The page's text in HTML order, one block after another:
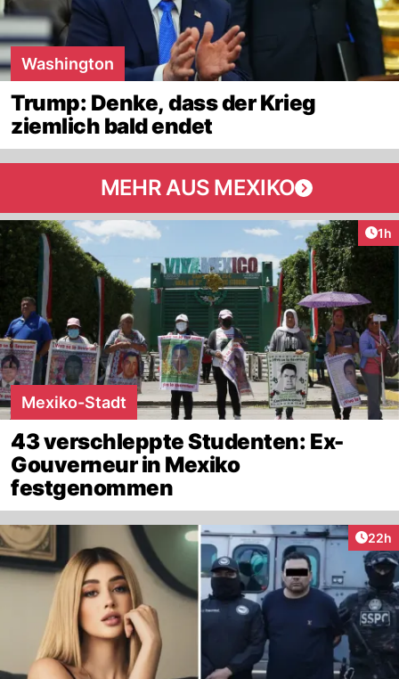
Washington
Trump: Denke, dass der Krieg
ziemlich bald endet
MEHR AUS MEXIKO
1h
Mexiko-Stadt
43 verschleppte Studenten: Ex-
Gouverneur in Mexiko
festgenommen
22h